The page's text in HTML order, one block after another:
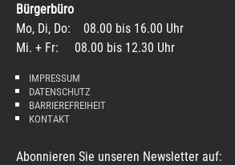
Bürgerbüro
Mo, Di, Do: 08.00 bis 16.00 Uhr
Mi. + Fr: 08.00 bis 12.30 Uhr
IMPRESSUM
DATENSCHUTZ
BARRIEREFREIHEIT
KONTAKT
Abonnieren Sie unseren Newsletter auf: